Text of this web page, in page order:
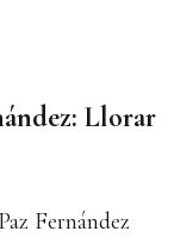
Llorar
Fernández